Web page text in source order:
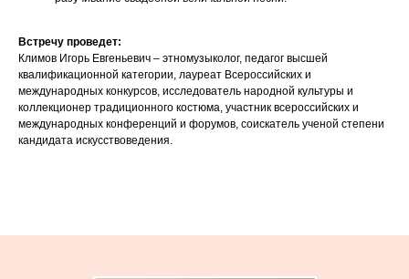
Встречу проведет:
Климов Игорь Евгеньевич – этномузыколог, педагог высшей
квалификационной категории, лауреат Всероссийских и
международных конкурсов, исследователь народной культуры и
коллекционер традиционного костюма, участник всероссийских и
международных конференций и форумов, соискатель ученой степени
кандидата искусствоведения.